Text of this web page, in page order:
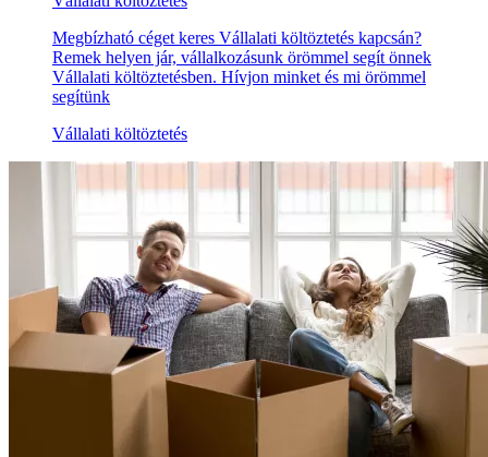
Megbízható céget keres Vállalati költöztetés kapcsán?
Remek helyen jár, vállalkozásunk örömmel segít önnek
Vállalati költöztetésben. Hívjon minket és mi örömmel
segítünk
Vállalati költöztetés